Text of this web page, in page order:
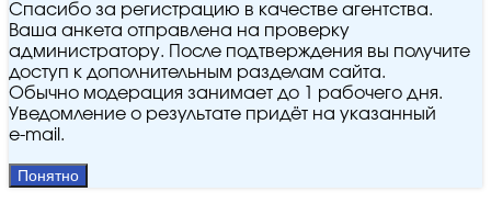
Спасибо за регистрацию в качестве агентства.
Ваша анкета отправлена на проверку
администратору. После подтверждения вы получите
доступ к дополнительным разделам сайта.
Обычно модерация занимает до 1 рабочего дня.
Уведомление о результате придёт на указанный
e‑mail.
Понятно